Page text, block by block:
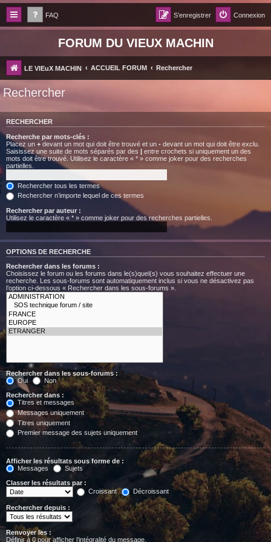
FAQ Connexion
S’enregistrer
FORUM DU VIEUX MACHIN
LE VIEuX MACHIN ACCUEIL FORUM Rechercher
Rechercher
RECHERCHER
Recherche par mots-clés :
Placez un + devant un mot qui doit être trouvé et un - devant un mot qui doit être exclu.
Saisissez une suite de mots séparés par des | entre crochets si uniquement un des
mots doit être trouvé. Utilisez le caractère « * » comme joker pour des recherches
partielles.
Rechercher tous les termes
Rechercher n’importe lequel de ces termes
Rechercher par auteur :
Utilisez le caractère « * » comme joker pour des recherches partielles.
OPTIONS DE RECHERCHE
Rechercher dans les forums :
Choisissez le forum ou les forums dans le(s)quel(s) vous souhaitez effectuer une
recherche. Les sous-forums sont automatiquement inclus si vous ne désactivez pas
l’option ci-dessous « Rechercher dans les sous-forums ».
Rechercher dans les sous-forums :
Oui
Non
Rechercher dans :
Titres et messages
Messages uniquement
Titres uniquement
Premier message des sujets uniquement
Afficher les résultats sous forme de :
Messages
Sujets
Classer les résultats par :
Croissant
Décroissant
Rechercher depuis :
Renvoyer les :
Définir à 0 pour afficher l’intégralité du message.